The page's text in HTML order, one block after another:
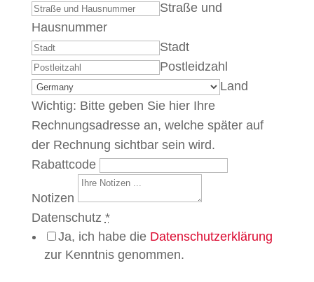
Straße und
Hausnummer
Stadt
Postleidzahl
Land
Wichtig: Bitte geben Sie hier Ihre
Rechnungsadresse an, welche später auf
der Rechnung sichtbar sein wird.
Rabattcode
Notizen
Datenschutz *
Ja, ich habe die Datenschutzerklärung
zur Kenntnis genommen.